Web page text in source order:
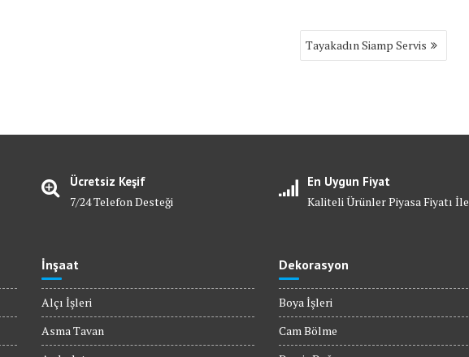
Tayakadın Siamp Servis
Ücretsiz Keşif
7/24 Telefon Desteği
En Uygun Fiyat
Kaliteli Ürünler Piyasa Fiyatı İle
İnşaat
Alçı İşleri
Asma Tavan
Dekorasyon
Boya İşleri
Cam Bölme